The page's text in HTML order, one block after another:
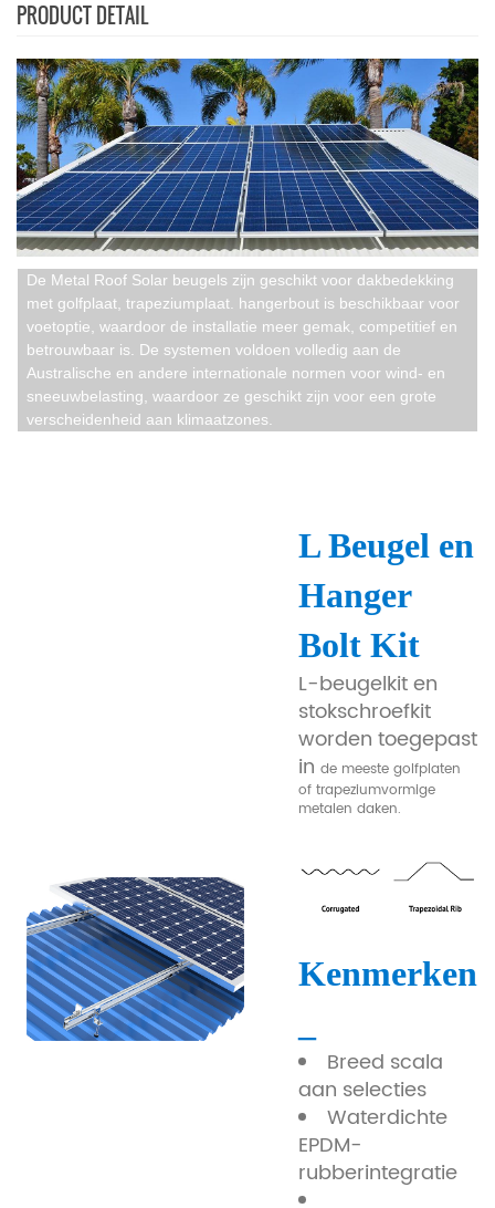
PRODUCT DETAIL
De Metal Roof Solar beugels zijn geschikt voor dakbedekking
met golfplaat, trapeziumplaat. hangerbout is beschikbaar voor
voetoptie, waardoor de installatie meer gemak, competitief en
betrouwbaar is. De systemen voldoen volledig aan de
Australische en andere internationale normen voor wind- en
sneeuwbelasting, waardoor ze geschikt zijn voor een grote
verscheidenheid aan klimaatzones.
L Beugel en
Hanger
Bolt Kit
L-beugelkit en
stokschroefkit
worden toegepast
in de meeste golfplaten
of trapeziumvormige
metalen daken.
Kenmerken
Breed scala
aan selecties
Waterdichte
EPDM-
rubberintegratie